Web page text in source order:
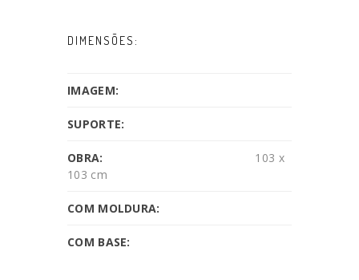
DIMENSÕES:
IMAGEM:
SUPORTE:
OBRA:
103 x
103 cm
COM MOLDURA:
COM BASE: